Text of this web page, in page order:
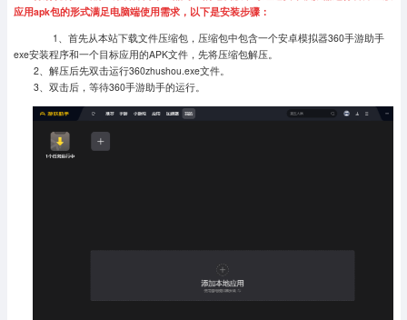
应用apk包的形式满足电脑端使用需求，以下是安装步骤：
1、首先从本站下载文件压缩包，压缩包中包含一个安卓模拟器360手游助手
exe安装程序和一个目标应用的APK文件，先将压缩包解压。
2、解压后先双击运行360zhushou.exe文件。
3、双击后，等待360手游助手的运行。